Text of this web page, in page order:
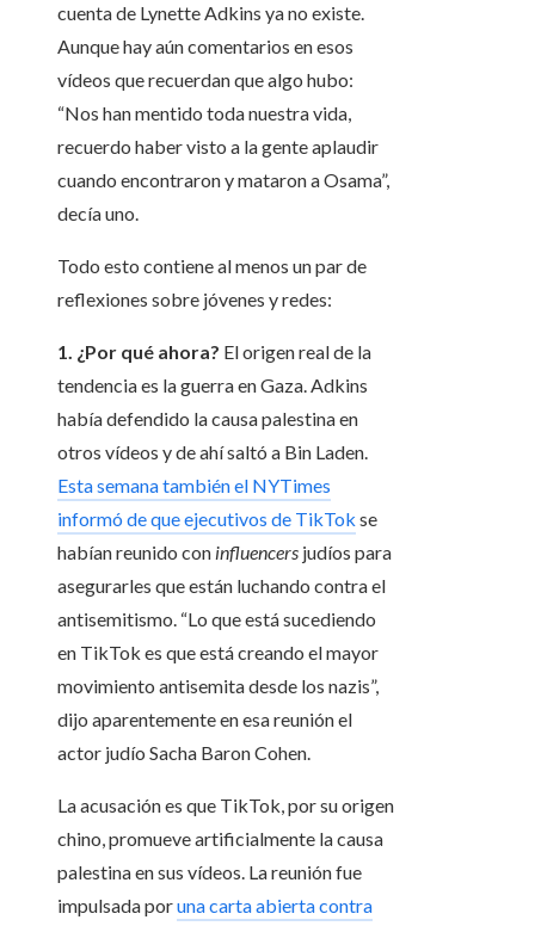
cuenta de Lynette Adkins ya no existe.
Aunque hay aún comentarios en esos
vídeos que recuerdan que algo hubo:
“Nos han mentido toda nuestra vida,
recuerdo haber visto a la gente aplaudir
cuando encontraron y mataron a Osama”,
decía uno.
Todo esto contiene al menos un par de
reflexiones sobre jóvenes y redes:
1. ¿Por qué ahora? El origen real de la
tendencia es la guerra en Gaza. Adkins
había defendido la causa palestina en
otros vídeos y de ahí saltó a Bin Laden.
Esta semana también el NYTimes
informó de que ejecutivos de TikTok se
habían reunido con influencers judíos para
asegurarles que están luchando contra el
antisemitismo. “Lo que está sucediendo
en TikTok es que está creando el mayor
movimiento antisemita desde los nazis”,
dijo aparentemente en esa reunión el
actor judío Sacha Baron Cohen.
La acusación es que TikTok, por su origen
chino, promueve artificialmente la causa
palestina en sus vídeos. La reunión fue
impulsada poruna carta abierta contra